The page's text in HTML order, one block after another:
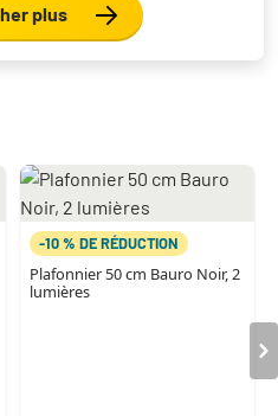
plus
-10 % DE RÉDUCTION
Plafonnier 50 cm Bauro Noir, 2
lumières